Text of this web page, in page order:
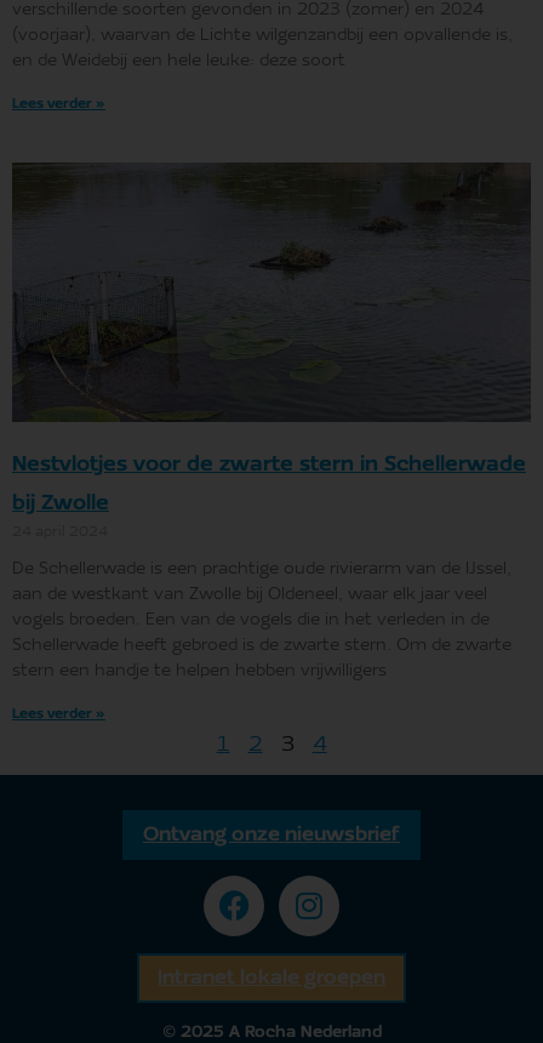
verschillende soorten gevonden in 2023 (zomer) en 2024
(voorjaar), waarvan de Lichte wilgenzandbij een opvallende is,
en de Weidebij een hele leuke: deze soort
Lees verder »
Nestvlotjes voor de zwarte stern in Schellerwade
bij Zwolle
De Schellerwade is een prachtige oude rivierarm van de IJssel,
aan de westkant van Zwolle bij Oldeneel, waar elk jaar veel
vogels broeden. Een van de vogels die in het verleden in de
Schellerwade heeft gebroed is de zwarte stern. Om de zwarte
stern een handje te helpen hebben vrijwilligers
Lees verder »
1 2 3 4
Ontvang onze nieuwsbrief
Intranet lokale groepen
© 2025 A Rocha Nederland